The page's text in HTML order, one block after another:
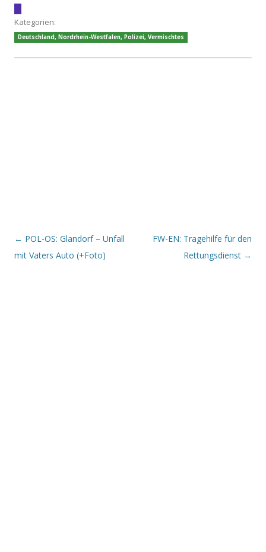
Kategorien:
Deutschland, Nordrhein-Westfalen, Polizei, Vermischtes
Beitrags-Navigation
← POL-OS: Glandorf – Unfall
mit Vaters Auto (+Foto)
FW-EN: Tragehilfe für den
Rettungsdienst →